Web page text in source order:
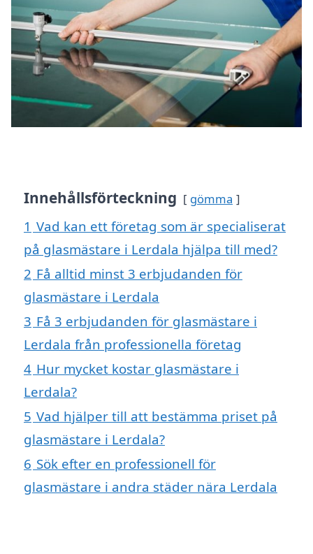
Innehållsförteckning gömma
1 Vad kan ett företag som är specialiserat
på glasmästare i Lerdala hjälpa till med?
2 Få alltid minst 3 erbjudanden för
glasmästare i Lerdala
3 Få 3 erbjudanden för glasmästare i
Lerdala från professionella företag
4 Hur mycket kostar glasmästare i
Lerdala?
5 Vad hjälper till att bestämma priset på
glasmästare i Lerdala?
6 Sök efter en professionell för
glasmästare i andra städer nära Lerdala